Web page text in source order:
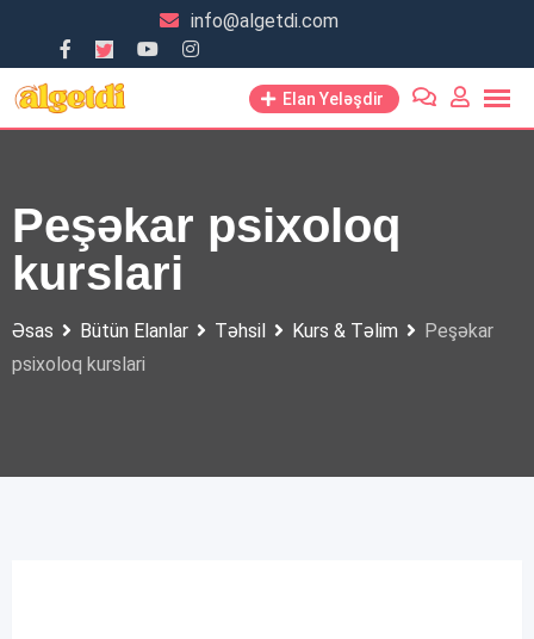
content
info@algetdi.com
Elan Yeləşdir
Peşəkar psixoloq
kurslari
Əsas Bütün Elanlar Təhsil Kurs & Təlim
Peşəkar
psixoloq kurslari